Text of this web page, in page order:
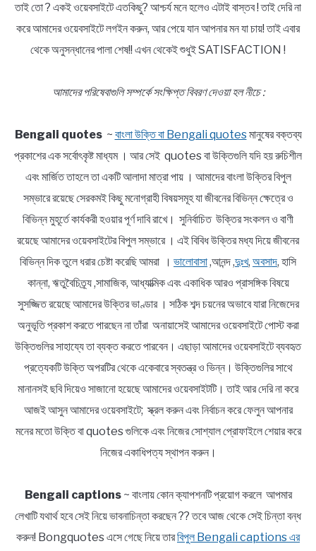
তাই তো ? একই ওয়েবসাইটে এতকিছু? আশ্চর্য মনে হলেও এটাই বাস্তব ! তাই দেরি না
করে আমাদের ওয়েবসাইটে লগইন করুন, আর পেয়ে যান আপনার মন যা চায়! তাই এবার
থেকে অনুসন্ধানের পালা শেষ!! এখন থেকেই শুধুই SATISFACTION !
আমাদের পরিষেবাগুলি সম্পর্কে সংক্ষিপ্ত বিবরণ দেওয়া হল নীচে :
Bengali quotes~ বাংলা উক্তি বা Bengali quotesমানুষের বক্তব্য
প্রকাশের এক সর্বোৎকৃষ্ট মাধ্যম । আর সেই quotes বা উক্তিগুলি যদি হয় রুচিশীল
এবং মার্জিত তাহলে তা একটি আলাদা মাত্রা পায় । আমাদের বাংলা উক্তির বিপুল
সম্ভারে রয়েছে সেরকমই কিছু মনোগ্রাহী বিষয়সমূহ যা জীবনের বিভিন্ন ক্ষেত্রে ও
বিভিন্ন মুহূর্তে কার্যকরী হওয়ার পূর্ণ দাবি রাখে। সুনির্বাচিত উক্তির সংকলন ও বাণী
রয়েছে আমাদের ওয়েবসাইটের বিপুল সম্ভারে । এই বিবিধ উক্তির মধ্য দিয়ে জীবনের
বিভিন্ন দিক তুলে ধরার চেষ্টা করেছি আমরা । ভালোবাসা,আনন্দ ,দুঃখ, অবসাদ, হাসি
কান্না, ঋতুবৈচিত্র্য ,সামাজিক, আধ্যাত্মিক এবং একাধিক আরও প্রাসঙ্গিক বিষয়ে
সুসজ্জিত রয়েছে আমাদের উক্তির ভাণ্ডার । সঠিক শব্দ চয়নের অভাবে যারা নিজেদের
অনুভূতি প্রকাশ করতে পারছেন না তাঁরা অনায়াসেই আমাদের ওয়েবসাইটে পোস্ট করা
উক্তিগুলির সাহায্যে তা ব্যক্ত করতে পারবেন। এছাড়া আমাদের ওয়েবসাইটে ব্যবহৃত
প্রত্যেকটি উক্তি অপরটির থেকে একেবারে স্বতন্ত্র ও ভিন্ন। উক্তিগুলির সাথে
মানানসই ছবি দিয়েও সাজানো হয়েছে আমাদের ওয়েবসাইটটি। তাই আর দেরি না করে
আজই আসুন আমাদের ওয়েবসাইটে; স্ক্রল করুন এবং নির্বাচন করে ফেলুন আপনার
মনের মতো উক্তি বা quotes গুলিকে এবং নিজের সোশ্যাল প্রোফাইলে শেয়ার করে
নিজের একাধিপত্য স্থাপন করুন।
Bengali captions~ বাংলায় কোন ক্যাপশনটি প্রয়োগ করলে আপমার
লেখাটি যথার্থ হবে সেই নিয়ে ভাবনাচিন্তা করছেন ?? তবে আজ থেকে সেই চিন্তা বন্ধ
করুন! Bongquotes এসে গেছে নিয়ে তারবিপুল Bengali captions এর